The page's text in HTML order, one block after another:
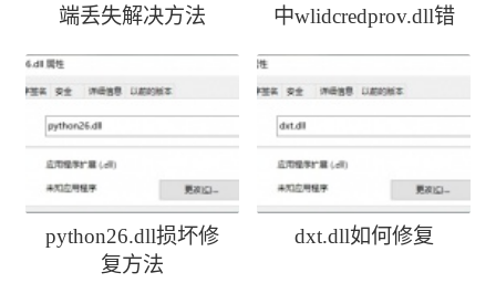
端丢失解决方法
中wlidcredprov.dll错
python26.dll损坏修
复方法
dxt.dll如何修复